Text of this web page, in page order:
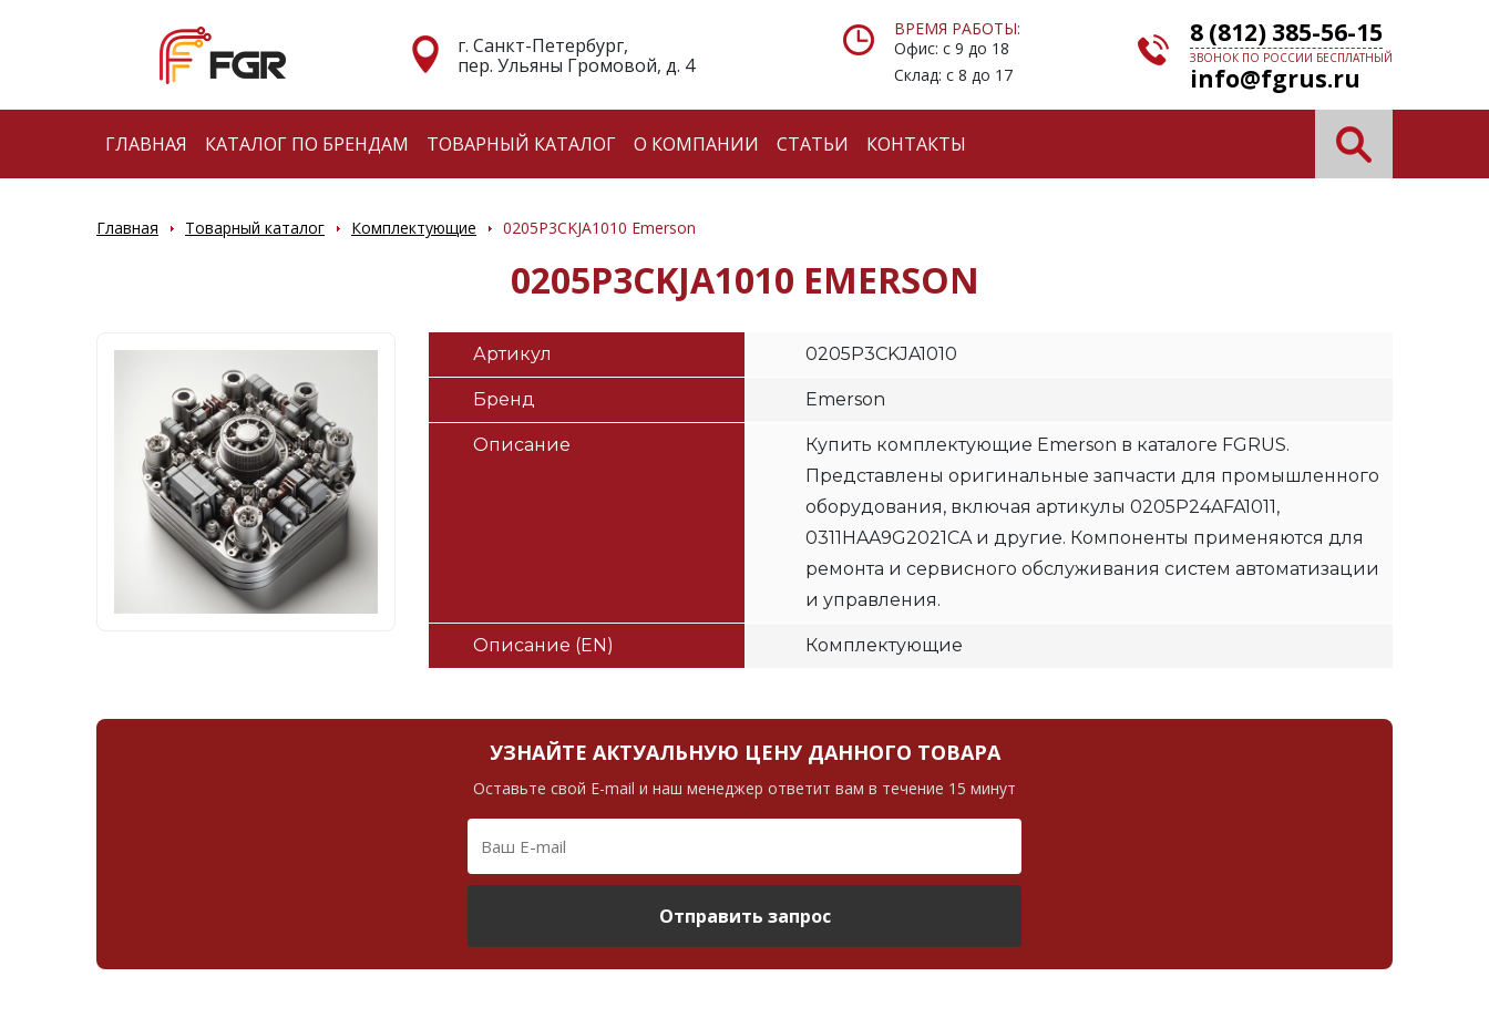
г. Санкт-Петербург,
пер. Ульяны Громовой, д. 4
ВРЕМЯ РАБОТЫ:
Офис: с 9 до 18
Склад: с 8 до 17
8 (812) 385-56-15
ЗВОНОК ПО РОССИИ БЕСПЛАТНЫЙ
info@fgrus.ru
ГЛАВНАЯ КАТАЛОГ ПО БРЕНДАМ ТОВАРНЫЙ КАТАЛОГ О КОМПАНИИ СТАТЬИ КОНТАКТЫ
Главная Товарный каталог Комплектующие 0205P3CKJA1010 Emerson
0205P3CKJA1010 EMERSON
Артикул 0205P3CKJA1010
Бренд Emerson
Описание
Купить комплектующие Emerson в каталоге FGRUS.
Представлены оригинальные запчасти для промышленного
оборудования, включая артикулы 0205P24AFA1011,
0311HAA9G2021CA и другие. Компоненты применяются для
ремонта и сервисного обслуживания систем автоматизации
и управления.
Описание (EN) Комплектующие
УЗНАЙТЕ АКТУАЛЬНУЮ ЦЕНУ ДАННОГО ТОВАРА
Оставьте свой E-mail и наш менеджер ответит вам в течение 15 минут
Отправить запрос